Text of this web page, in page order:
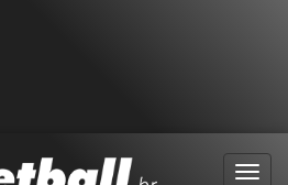
Menu